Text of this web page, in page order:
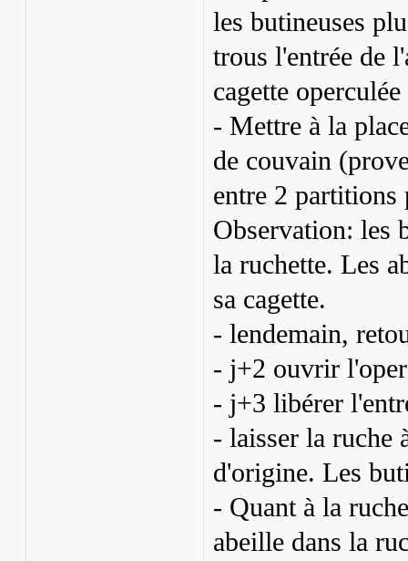
les butineuses
trous l'entrée de
cagette
- Mettre à la
de couvain
entre 2 partitions
Observation: les
la ruchette. Les
sa cagette.
- lendemain,
- j+2 ouvrir
- j+3 libérer
- laisser la ruche
d'origine. Les
- Quant à la
abeille dans la